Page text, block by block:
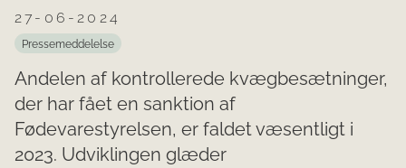
27-06-2024
Pressemeddelelse
Andelen af kontrollerede kvægbesætninger,
der har fået en sanktion af
Fødevarestyrelsen, er faldet væsentligt i
2023. Udviklingen glæder